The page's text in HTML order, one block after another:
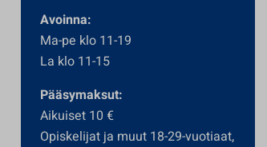
Avoinna:
Ma-pe klo 11-19
La klo 11-15
Pääsymaksut:
Aikuiset 10 €
Opiskelijat ja muut 18-29-vuotiaat,